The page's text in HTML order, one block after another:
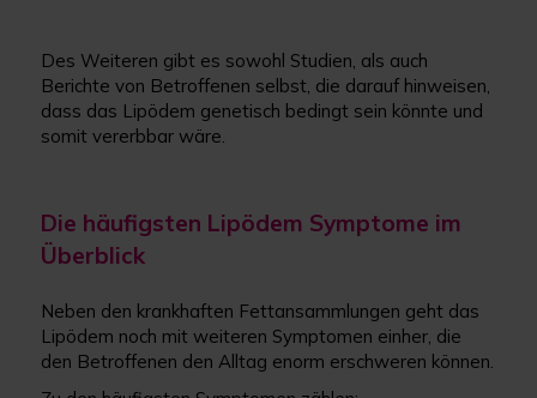
Des Weiteren gibt es sowohl Studien, als auch
Berichte von Betroffenen selbst, die darauf hinweisen,
dass das Lipödem genetisch bedingt sein könnte und
somit vererbbar wäre.
Die häufigsten Lipödem Symptome im
Überblick
Neben den krankhaften Fettansammlungen geht das
Lipödem noch mit weiteren Symptomen einher, die
den Betroffenen den Alltag enorm erschweren können.